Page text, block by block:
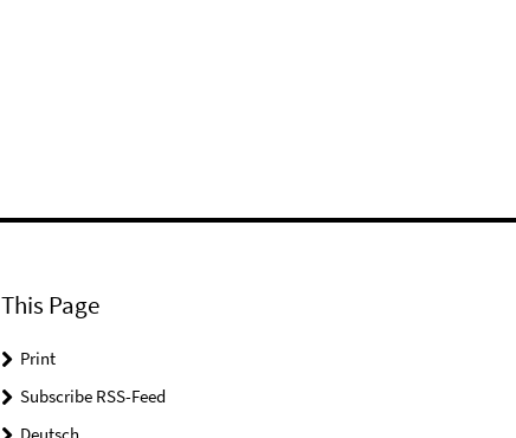
This Page
Print
Subscribe RSS-Feed